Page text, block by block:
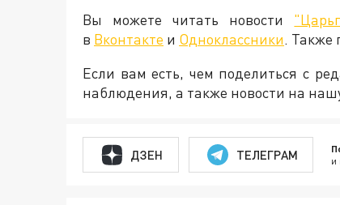
Вы можете читать новости
в Вконтакте и Одноклассники. Также
Если вам есть, чем поделиться с
наблюдения, а также новости на
ДЗЕН ТЕЛЕГРАМ и